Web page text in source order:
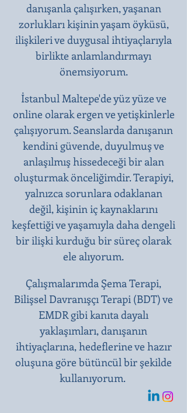
danışanla çalışırken, yaşanan
zorlukları kişinin yaşam öyküsü,
ilişkileri ve duygusal ihtiyaçlarıyla
birlikte anlamlandırmayı
önemsiyorum.
İstanbul Maltepe'de yüz yüze ve
online olarak ergen ve yetişkinlerle
çalışıyorum. Seanslarda danışanın
kendini güvende, duyulmuş ve
anlaşılmış hissedeceği bir alan
oluşturmak önceliğimdir. Terapiyi,
yalnızca sorunlara odaklanan
değil, kişinin iç kaynaklarını
keşfettiği ve yaşamıyla daha dengeli
bir ilişki kurduğu bir süreç olarak
ele alıyorum.
Çalışmalarımda Şema Terapi,
Bilişsel Davranışçı Terapi (BDT) ve
EMDR gibi kanıta dayalı
yaklaşımları, danışanın
ihtiyaçlarına, hedeflerine ve hazır
oluşuna göre bütüncül bir şekilde
kullanıyorum.